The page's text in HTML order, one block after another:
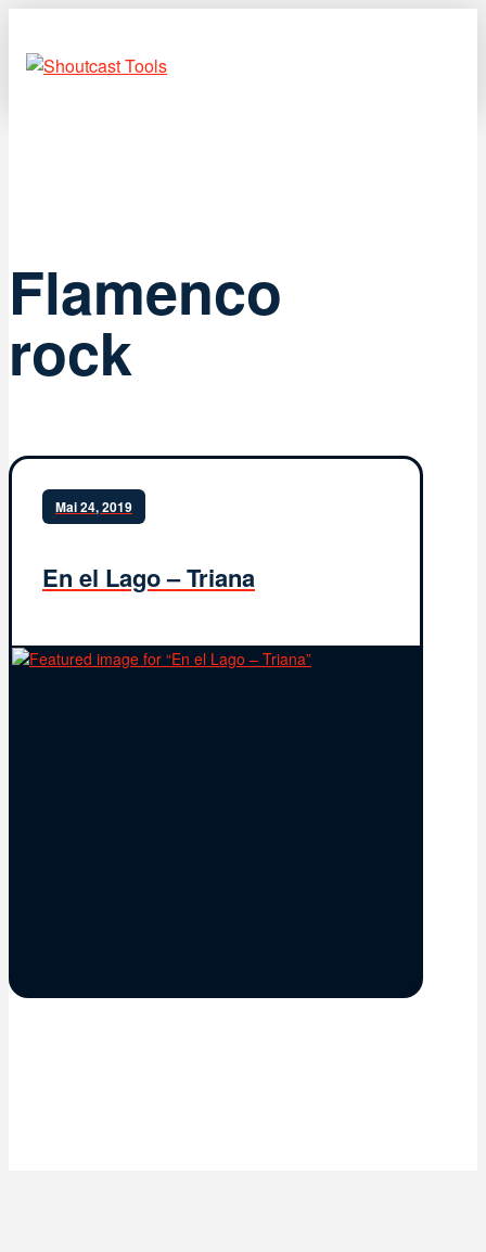
Flamenco
rock
Mai 24, 2019
En el Lago – Triana